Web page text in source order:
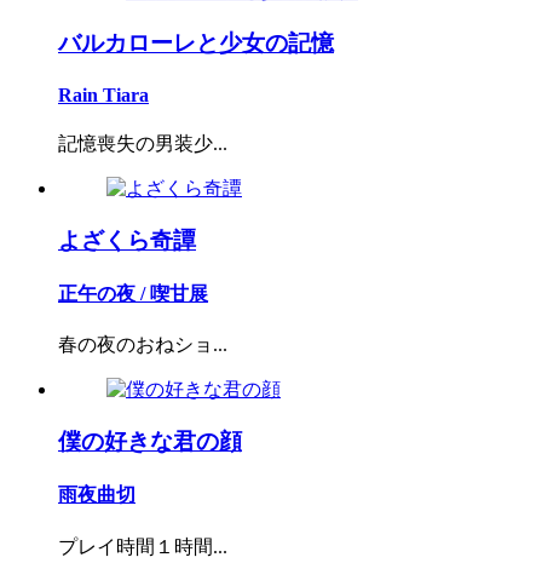
バルカローレと少女の記憶
Rain Tiara
記憶喪失の男装少...
よざくら奇譚
正午の夜 / 喫甘展
春の夜のおねショ...
僕の好きな君の顔
雨夜曲切
プレイ時間１時間...